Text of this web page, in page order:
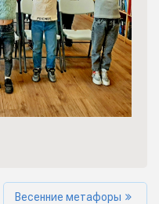
Весенние метафоры